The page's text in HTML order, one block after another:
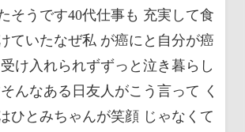
そうです40代仕事も 充実して食
ていたなぜ私 が癌にと自分が癌
け入れられずずっと泣き暮らし
んなある日友人がこう言って く
ひとみちゃんが笑顔 じゃなくて